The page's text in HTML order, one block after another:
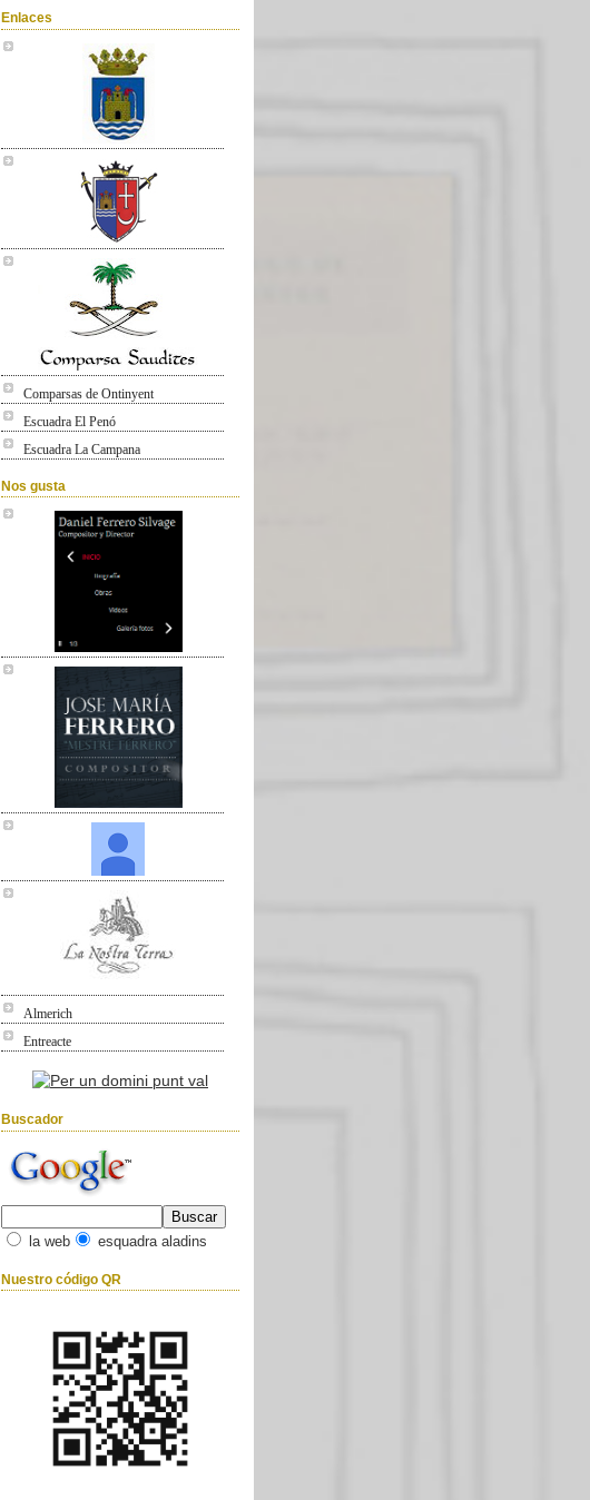
Enlaces
Comparsas de Ontinyent
Escuadra El Penó
Escuadra La Campana
Nos gusta
Almerich
Entreacte
Buscador
la web esquadra aladins
Nuestro código QR